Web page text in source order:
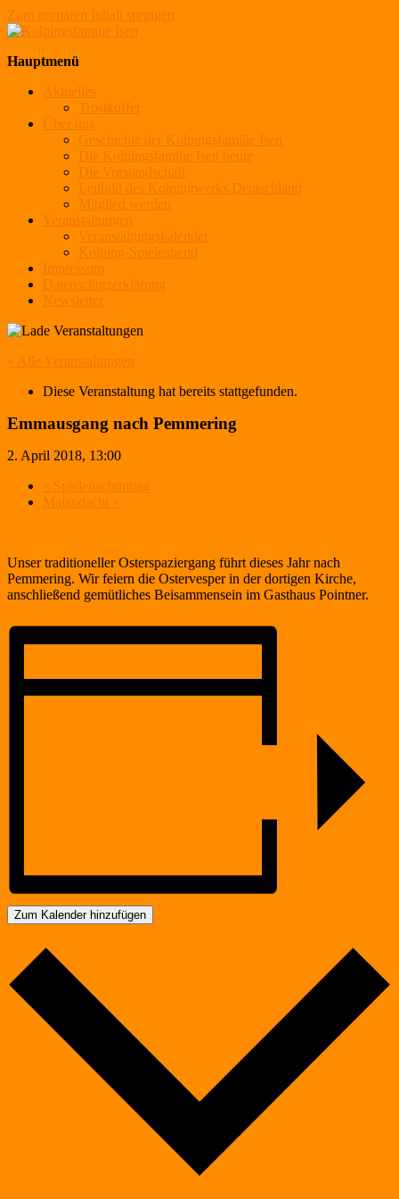
Zum primären Inhalt springen
Hauptmenü
Aktuelles
Trostkoffer
Über uns
Geschichte der Kolpingsfamilie Isen
Die Kolpingsfamilie Isen heute
Die Vorstandschaft
Leitbild des Kolpingwerks Deutschland
Mitglied werden
Veranstaltungen
Veranstaltungskalender
Kolping-Spieleabend
Impressum
Datenschutzerklärung
Newsletter
« Alle Veranstaltungen
Diese Veranstaltung hat bereits stattgefunden.
Emmausgang nach Pemmering
2. April 2018, 13:00
«
Spielenachmittag
Maiandacht
»
Unser traditioneller Osterspaziergang führt dieses Jahr nach
Pemmering. Wir feiern die Ostervesper in der dortigen Kirche,
anschließend gemütliches Beisammensein im Gasthaus Pointner.
Zum Kalender hinzufügen